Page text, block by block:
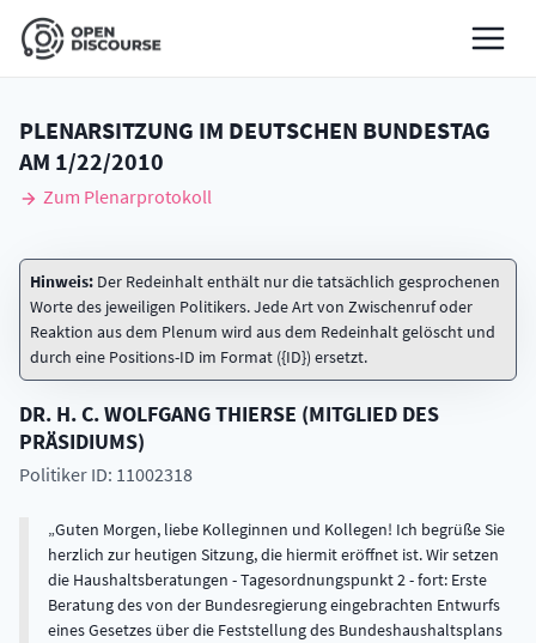
PLENARSITZUNG IM DEUTSCHEN BUNDESTAG
AM 1/22/2010
Zum Plenarprotokoll
Hinweis: Der Redeinhalt enthält nur die tatsächlich gesprochenen
Worte des jeweiligen Politikers. Jede Art von Zwischenruf oder
Reaktion aus dem Plenum wird aus dem Redeinhalt gelöscht und
durch eine Positions-ID im Format ({ID}) ersetzt.
DR. H. C.WOLFGANGTHIERSE (MITGLIED DES
PRÄSIDIUMS)
Politiker ID: 11002318
Guten Morgen, liebe Kolleginnen und Kollegen! Ich begrüße Sie
herzlich zur heutigen Sitzung, die hiermit eröffnet ist. Wir setzen
die Haushaltsberatungen - Tagesordnungspunkt 2 - fort: Erste
Beratung des von der Bundesregierung eingebrachten Entwurfs
eines Gesetzes über die Feststellung des Bundeshaushaltsplans